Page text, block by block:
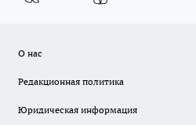
О нас
Редакционная политика
Юридическая информация